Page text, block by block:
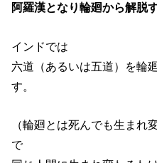
阿羅漢となり輪廻から解脱
インドでは
六道（あるいは五道）を輪
す。
（輪廻とは死んでも生まれ
で